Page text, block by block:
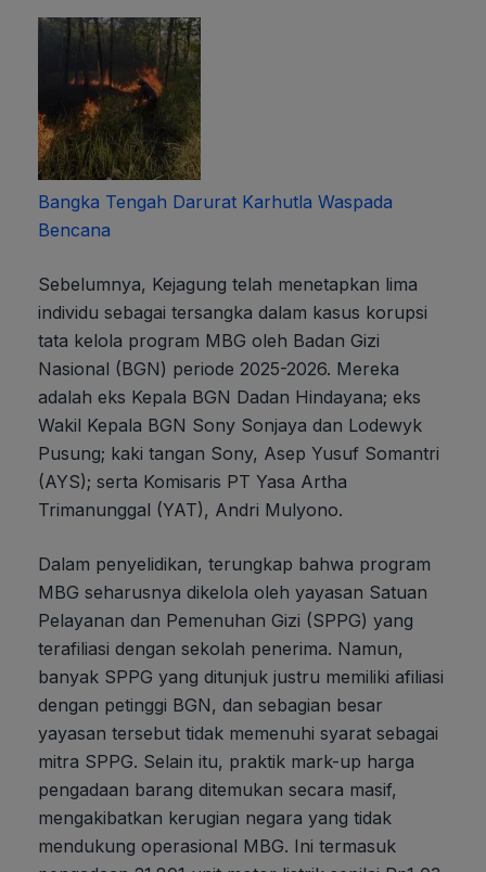
Bangka Tengah Darurat Karhutla Waspada
Bencana
Sebelumnya, Kejagung telah menetapkan lima
individu sebagai tersangka dalam kasus korupsi
tata kelola program MBG oleh Badan Gizi
Nasional (BGN) periode 2025-2026. Mereka
adalah eks Kepala BGN Dadan Hindayana; eks
Wakil Kepala BGN Sony Sonjaya dan Lodewyk
Pusung; kaki tangan Sony, Asep Yusuf Somantri
(AYS); serta Komisaris PT Yasa Artha
Trimanunggal (YAT), Andri Mulyono.
Dalam penyelidikan, terungkap bahwa program
MBG seharusnya dikelola oleh yayasan Satuan
Pelayanan dan Pemenuhan Gizi (SPPG) yang
terafiliasi dengan sekolah penerima. Namun,
banyak SPPG yang ditunjuk justru memiliki afiliasi
dengan petinggi BGN, dan sebagian besar
yayasan tersebut tidak memenuhi syarat sebagai
mitra SPPG. Selain itu, praktik mark-up harga
pengadaan barang ditemukan secara masif,
mengakibatkan kerugian negara yang tidak
mendukung operasional MBG. Ini termasuk